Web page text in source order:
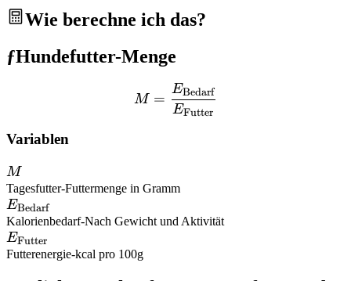
Wie berechne ich das?
ƒHundefutter-Menge
M =
M =
EFutter
EBedarf
Variablen
M
M
Tagesfutter-Futtermenge in Gramm
E_{\text{Bedarf}}
EBedarf
Kalorienbedarf-Nach Gewicht und Aktivität
E_{\text{Futter}}
EFutter
Futterenergie-kcal pro 100g